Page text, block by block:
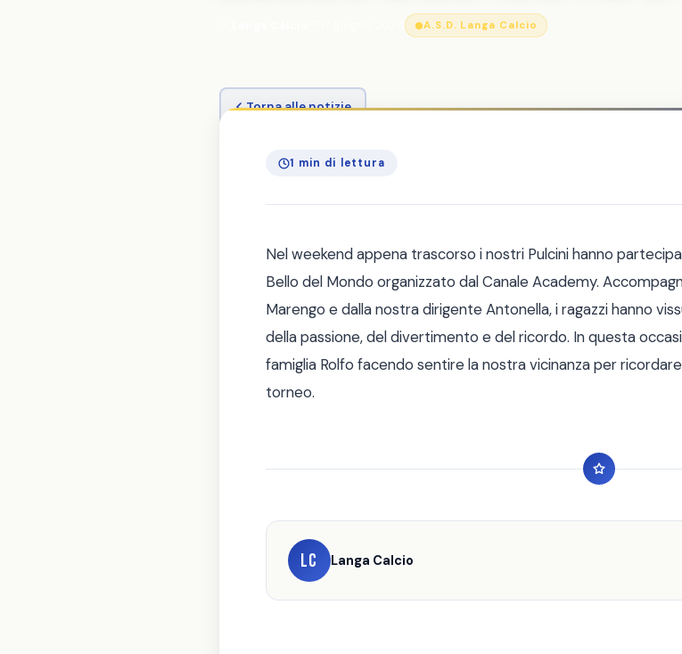
A.S.D. Langa Calcio
Torna alle notizie
1 min di lettura
Nel weekend appena trascorso i nostri Pulcini hanno
Bello del Mondo organizzato dal Canale Academy.
Marengo e dalla nostra dirigente Antonella, i ragazzi hanno
della passione, del divertimento e del ricordo. In questa
famiglia Rolfo facendo sentire la nostra vicinanza per
torneo.
LC Langa Calcio